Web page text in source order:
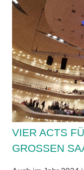
VIER ACTS
GROSSEN